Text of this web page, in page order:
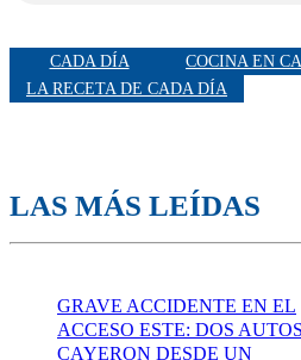
CADA DÍA
COCINA EN
LA RECETA DE CADA DÍA
LAS MÁS LEÍDAS
GRAVE ACCIDENTE EN EL
ACCESO ESTE: DOS AUTOS
CAYERON DESDE UN